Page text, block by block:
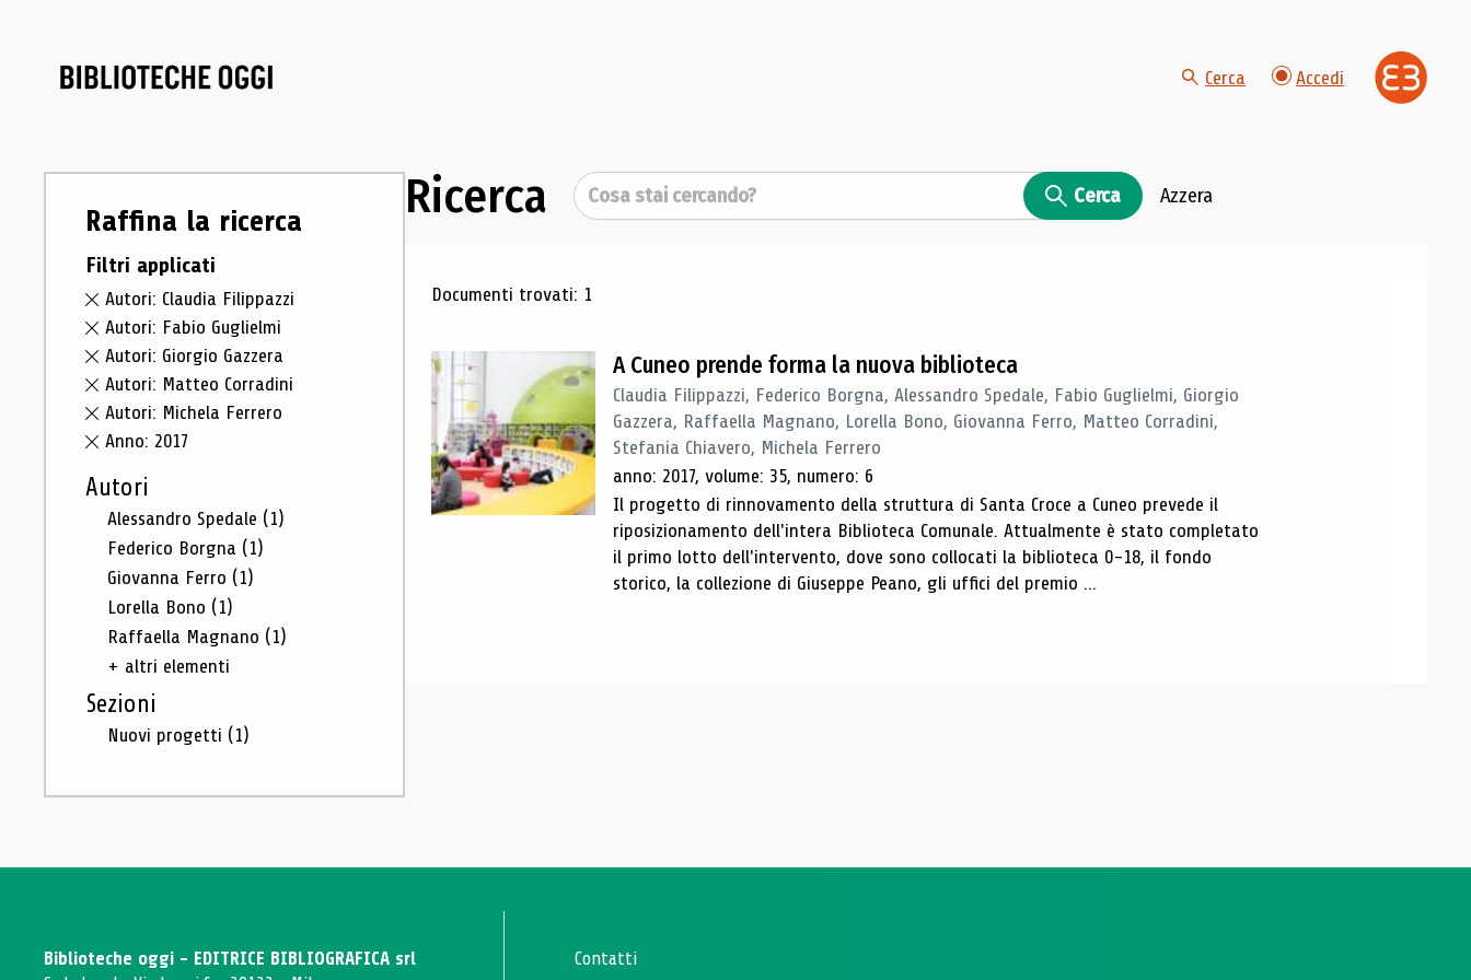
Cerca Accedi
Raffina la ricerca
Filtri applicati
Autori: Claudia Filippazzi
Autori: Fabio Guglielmi
Autori: Giorgio Gazzera
Autori: Matteo Corradini
Autori: Michela Ferrero
Anno: 2017
Autori
Alessandro Spedale (1)
Federico Borgna (1)
Giovanna Ferro (1)
Lorella Bono (1)
Raffaella Magnano (1)
+ altri elementi
Sezioni
Nuovi progetti (1)
Ricerca Cerca Cerca Azzera
Risultati di ricerca
Documenti trovati: 1
A Cuneo prende forma la nuova biblioteca
Claudia Filippazzi, Federico Borgna, Alessandro Spedale, Fabio Guglielmi, Giorgio
Gazzera, Raffaella Magnano, Lorella Bono, Giovanna Ferro, Matteo Corradini,
Stefania Chiavero, Michela Ferrero
anno: 2017, volume: 35, numero: 6
Il progetto di rinnovamento della struttura di Santa Croce a Cuneo prevede il
riposizionamento dell'intera Biblioteca Comunale. Attualmente è stato completato
il primo lotto dell'intervento, dove sono collocati la biblioteca 0-18, il fondo
storico, la collezione di Giuseppe Peano, gli uffici del premio ...
Biblioteche oggi - EDITRICE BIBLIOGRAFICA srl
Contatti